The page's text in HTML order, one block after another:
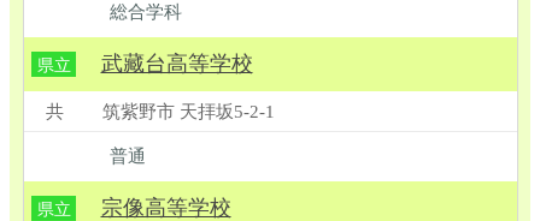
総合学科
県立 武藏台高等学校
共 筑紫野市 天拝坂5-2-1
普通
県立 宗像高等学校